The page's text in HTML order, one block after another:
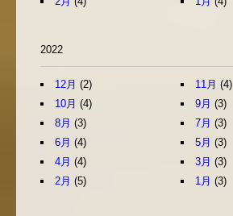
2022
12月 (2) 11月 (4)
10月 (4) 9月 (3)
8月 (3) 7月 (3)
6月 (4) 5月 (3)
4月 (4) 3月 (3)
2月 (5) 1月 (3)